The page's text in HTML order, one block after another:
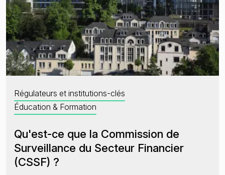
Régulateurs et institutions-clés
Éducation & Formation
Qu'est-ce que la Commission de
Surveillance du Secteur Financier
(CSSF) ?